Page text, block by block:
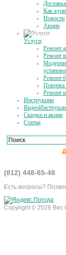
Как
Новости
Акции
Услуги
Ремонт
Ремонт
Ремонт
Поверка
Ремонт
Инструкции
Скидки и акции
Статьи
(812) 448-65-48
Есть вопросы?
Copyright © 2026 Вес